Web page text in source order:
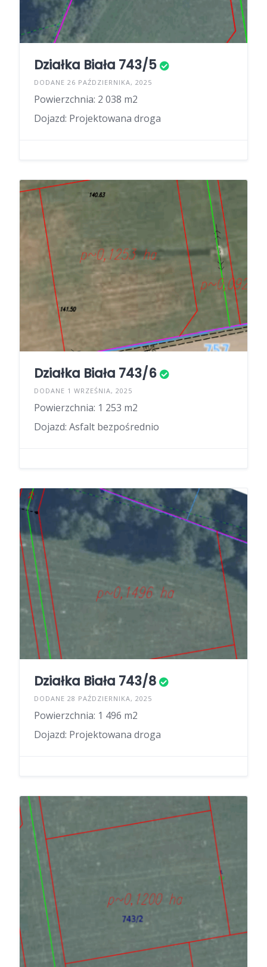
Działka Biała 743/5
DODANE 26 PAŹDZIERNIKA, 2025
Powierzchnia: 2 038 m2
Dojazd: Projektowana droga
Działka Biała 743/6
DODANE 1 WRZEŚNIA, 2025
Powierzchnia: 1 253 m2
Dojazd: Asfalt bezpośrednio
Działka Biała 743/8
DODANE 28 PAŹDZIERNIKA, 2025
Powierzchnia: 1 496 m2
Dojazd: Projektowana droga